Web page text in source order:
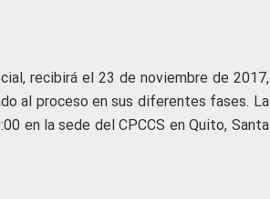
recibirá el 23 de noviembre de 2017,
al proceso en sus diferentes fases. La
en la sede del CPCCS en Quito, Santa